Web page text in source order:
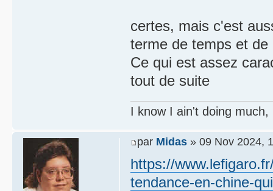
certes, mais c'est
terme de temps et de
Ce qui est assez
tout de suite
I know I ain't doing
par Midas » 09 Nov 2024,
https://
tendance-en-chine-